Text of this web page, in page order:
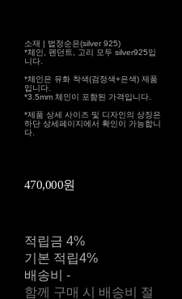
소재 | 법정순은(silver 925)
*체인, 펜던트, 고리 모두 silver925입
니다.
*체인은 유화 착색(검정색+은색) 제품
입니다.
*3.5mm 체인이 포함된 가격입니다.
*제품 상세 사이즈 및 디자인의 상징은
하단 상세페이지에서 확인이 가능합니
다.
470,000원
적립금 4%
기본 적립4%
배송비 -
함께 구매 시 배송비 절